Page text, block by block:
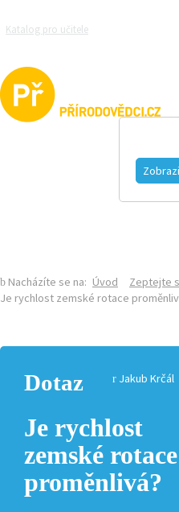
Katalog pro učitele
Nacházíte se na: Úvod
Zeptejte
Je rychlost zemské rotace
Jakub Krčál
Dotaz
Je rychlost
zemské rotace
proměnlivá?